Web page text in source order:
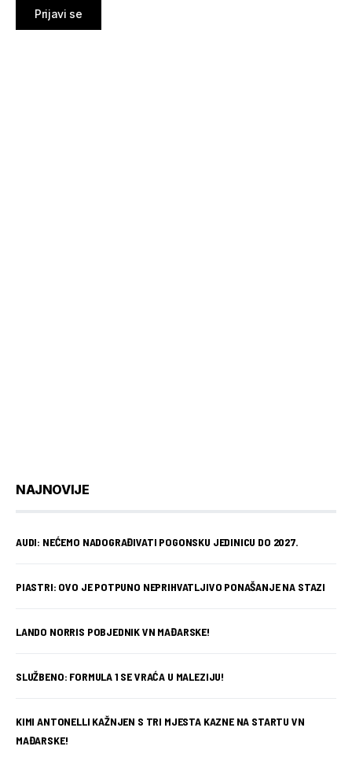
Prijavi se
NAJNOVIJE
AUDI: NEĆEMO NADOGRAĐIVATI POGONSKU JEDINICU DO 2027.
PIASTRI: OVO JE POTPUNO NEPRIHVATLJIVO PONAŠANJE NA STAZI
LANDO NORRIS POBJEDNIK VN MAĐARSKE!
SLUŽBENO: FORMULA 1 SE VRAĆA U MALEZIJU!
KIMI ANTONELLI KAŽNJEN S TRI MJESTA KAZNE NA STARTU VN
MAĐARSKE!